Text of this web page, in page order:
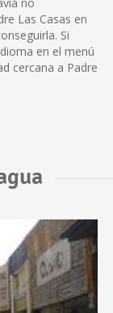
Las Casas en
Si
en el menú
cercana a Padre